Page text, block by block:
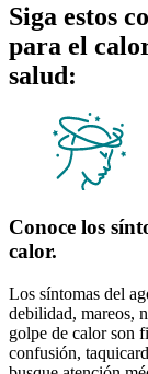
Siga estos
para el
salud:
Conoce los
calor.
Los síntomas del
debilidad, mareos,
golpe de calor son
confusión,